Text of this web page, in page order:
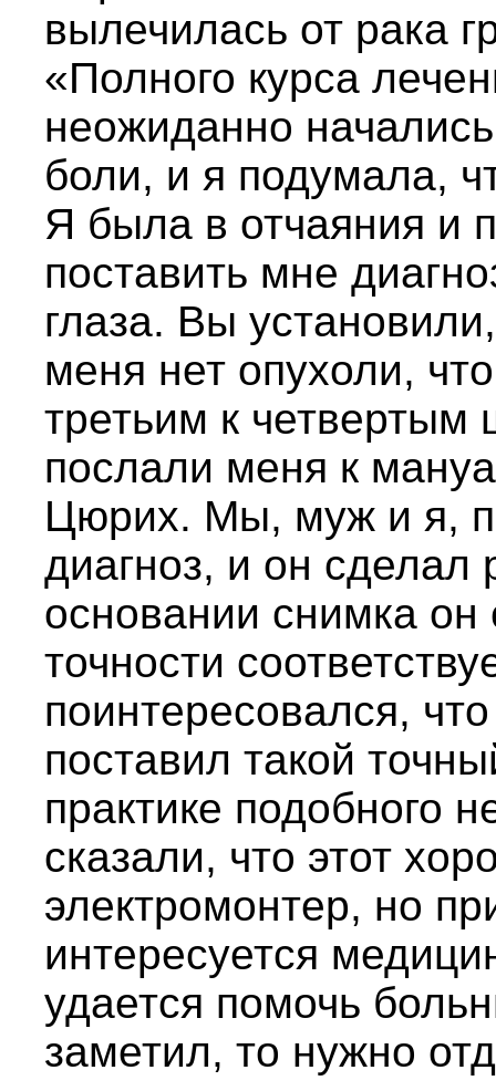
вылечилась от рака
«Полного курса
неожиданно
боли, и я подумала,
Я была в отчаяния и
поставить мне
глаза. Вы
меня нет опухоли,
третьим к
послали меня к
Цюрих. Мы, муж и я,
диагноз, и он сделал
основании снимка он
точности
поинтересовался,
поставил такой
практике подобного
сказали, что этот
электромонтер, но
интересуется
удается помочь
заметил, то нужно